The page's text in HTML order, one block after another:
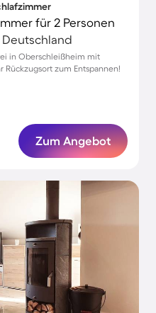
für 2 Personen
in Oberschleißheim mit
Rückzugsort zum Entspannen!
Zum Angebot